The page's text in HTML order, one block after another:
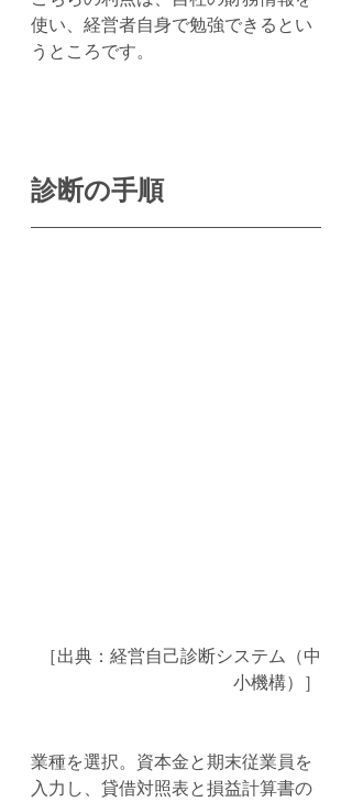
使い、経営者自身で勉強できるとい
うところです。
診断の手順
［出典：経営自己診断システム（中
小機構）］
業種を選択。資本金と期末従業員を
入力し、貸借対照表と損益計算書の